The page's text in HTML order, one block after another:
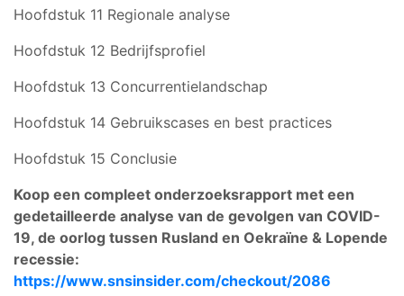
Hoofdstuk 11 Regionale analyse
Hoofdstuk 12 Bedrijfsprofiel
Hoofdstuk 13 Concurrentielandschap
Hoofdstuk 14 Gebruikscases en best practices
Hoofdstuk 15 Conclusie
Koop een compleet onderzoeksrapport met een
gedetailleerde analyse van de gevolgen van COVID-
19, de oorlog tussen Rusland en Oekraïne & Lopende
recessie:
https://www.snsinsider.com/checkout/2086